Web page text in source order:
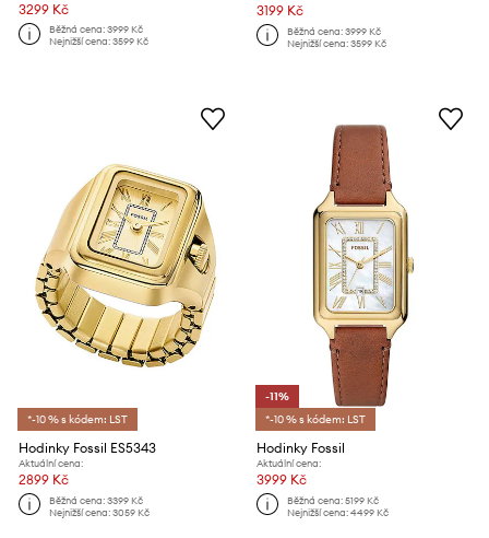
3299 Kč
Běžná cena:3999 Kč
Nejnižší cena:3599 Kč
3199 Kč
Běžná cena:3999 Kč
Nejnižší cena:3599 Kč
*-10 % s kódem: LST
Hodinky Fossil ES5343
Aktuální cena:
2899 Kč
Běžná cena:3399 Kč
Nejnižší cena:3059 Kč
-11%
*-10 % s kódem: LST
Hodinky Fossil
Aktuální cena:
3999 Kč
Běžná cena:5199 Kč
Nejnižší cena:4499 Kč